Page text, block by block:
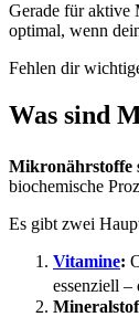
Gerade für aktive
optimal, wenn
Fehlen dir
Was sind
Mikronährstoffe
biochemische
Es gibt zwei
Vitamine:
essenziell –